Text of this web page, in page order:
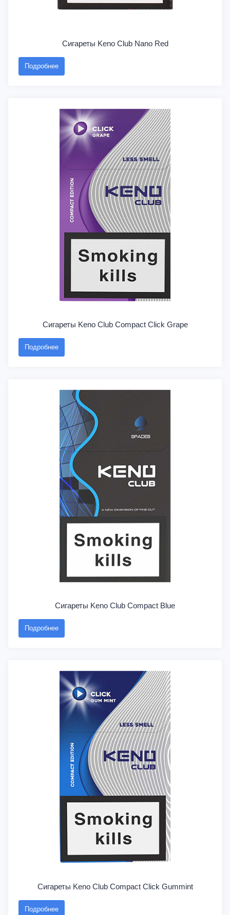
Сигареты Keno Club Nano Red
Подробнее
Сигареты Keno Club Compact Click Grape
Подробнее
Сигареты Keno Club Compact Blue
Подробнее
Сигареты Keno Club Compact Click Gummint
Подробнее